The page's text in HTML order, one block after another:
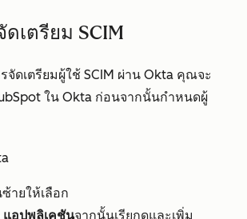
เตรียม SCIM
จัดเตรียมผู้ใช้ SCIM ผ่าน Okta คุณจะ
ใน Okta ก่อนจากนั้นกำหนดผู้
ายให้เลือก
แอปพลิเคชันจากนั้นเรียกดูและเพิ่ม